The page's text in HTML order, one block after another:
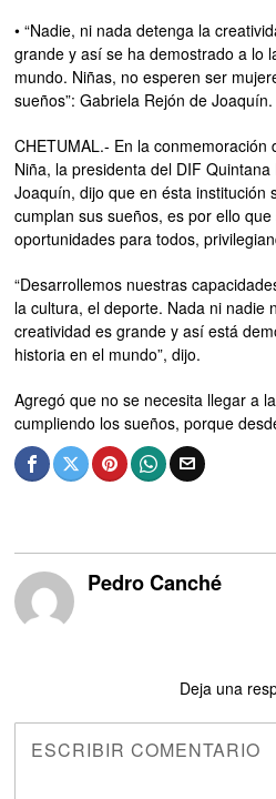
• “Nadie, ni nada detenga la
grande y así se ha demostrado a lo
mundo. Niñas, no esperen ser
sueños”: Gabriela Rejón de Joaquín.
CHETUMAL.- En la
Niña, la presidenta del DIF
Joaquín, dijo que en ésta institución
cumplan sus sueños, es por ello
oportunidades para todos,
“Desarrollemos nuestras
la cultura, el deporte. Nada ni nadie
creatividad es grande y así está
historia en el mundo”, dijo.
Agregó que no se necesita llegar a
cumpliendo los sueños, porque
Pedro Canché
Deja una